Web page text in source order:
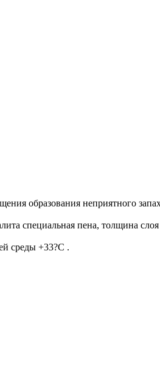
образования неприятного
специальная пена, толщина
среды +33?C .